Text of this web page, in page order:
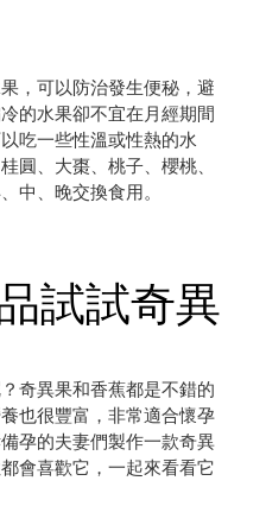
，可以防治發生便秘，避
的水果卻不宜在月經期間
吃一些性溫或性熱的水
圓、大棗、桃子、櫻桃、
中、晚交換食用。
試試奇異
奇異果和香蕉都是不錯的
也很豐富，非常適合懷孕
孕的夫妻們製作一款奇異
會喜歡它，一起來看看它